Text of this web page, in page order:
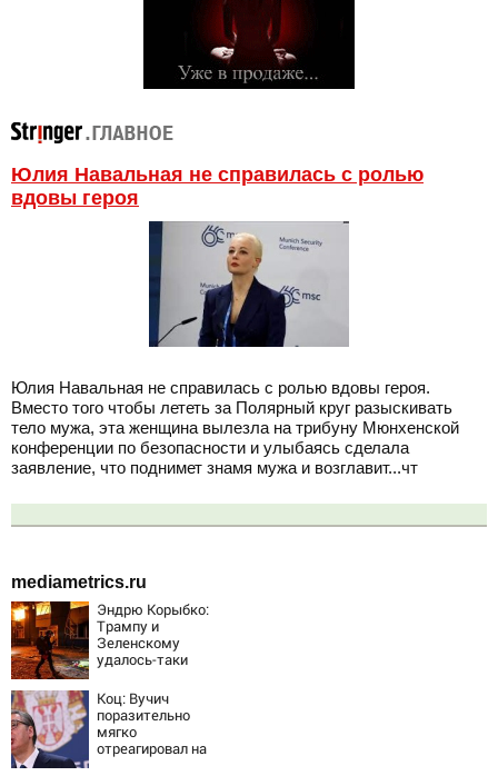
Юлия Навальная не справилась с ролью
вдовы героя
Юлия Навальная не справилась с ролью вдовы героя.
Вместо того чтобы лететь за Полярный круг разыскивать
тело мужа, эта женщина вылезла на трибуну Мюнхенской
конференции по безопасности и улыбаясь сделала
заявление, что поднимет знамя мужа и возглавит...чт
mediametrics.ru
Эндрю Корыбко:
Трампу и
Зеленскому
удалось-таки
из себя – но
хотелось бы
большего
Коц: Вучич
поразительно
мягко
отреагировал на